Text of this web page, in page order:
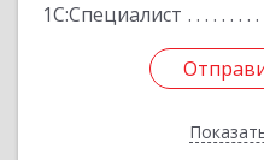
1С:Специалист